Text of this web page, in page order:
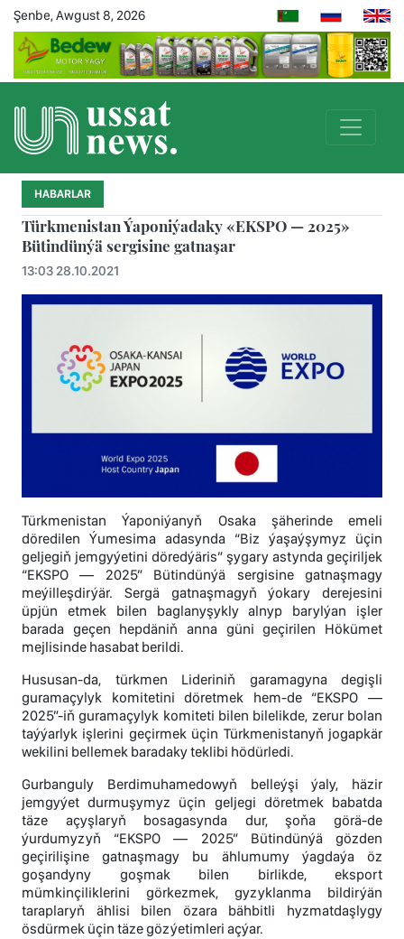
Şenbe, Awgust 8, 2026
HABARLAR
Türkmenistan Ýaponiýadaky «EKSPO — 2025»
Bütindünýä sergisine gatnaşar
13:03 28.10.2021
Türkmenistan Ýaponiýanyň Osaka şäherinde emeli
döredilen Ýumesima adasynda “Biz ýaşaýşymyz üçin
geljegiň jemgyýetini döredýäris” şygary astynda geçiriljek
“EKSPO — 2025” Bütindünýä sergisine gatnaşmagy
meýilleşdirýär. Sergä gatnaşmagyň ýokary derejesini
üpjün etmek bilen baglanyşykly alnyp barylýan işler
barada geçen hepdäniň anna güni geçirilen Hökümet
mejlisinde hasabat berildi.
Hususan-da, türkmen Lideriniň garamagyna degişli
guramaçylyk komitetini döretmek hem-de “EKSPO —
2025”-iň guramaçylyk komiteti bilen bilelikde, zerur bolan
taýýarlyk işlerini geçirmek üçin Türkmenistanyň jogapkär
wekilini bellemek baradaky teklibi hödürledi.
Gurbanguly Berdimuhamedowyň belleýşi ýaly, häzir
jemgyýet durmuşymyz üçin geljegi döretmek babatda
täze açyşlaryň bosagasynda dur, şoňa görä-de
ýurdumyzyň “EKSPO — 2025” Bütindünýä gözden
geçirilişine gatnaşmagy bu ählumumy ýagdaýa öz
goşandyny goşmak bilen birlikde, eksport
mümkinçiliklerini görkezmek, gyzyklanma bildirýän
taraplaryň ählisi bilen özara bähbitli hyzmatdaşlygy
ösdürmek üçin täze gözýetimleri açýar.